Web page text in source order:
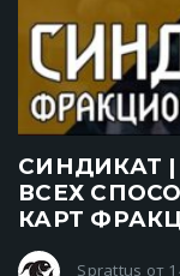
СИНДИКАТ
ВСЕХ
КАРТ
Sprattus от